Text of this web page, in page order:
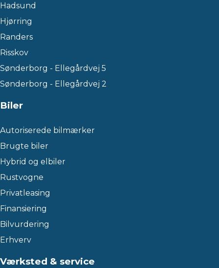
Hadsund
Hjørring
Randers
Risskov
Sønderborg - Ellegårdvej 5
Sønderborg - Ellegårdvej 2
Biler
Autoriserede bilmærker
Brugte biler
Hybrid og elbiler
Rustvogne
Privatleasing
Finansiering
Bilvurdering
Erhverv
Værksted & service